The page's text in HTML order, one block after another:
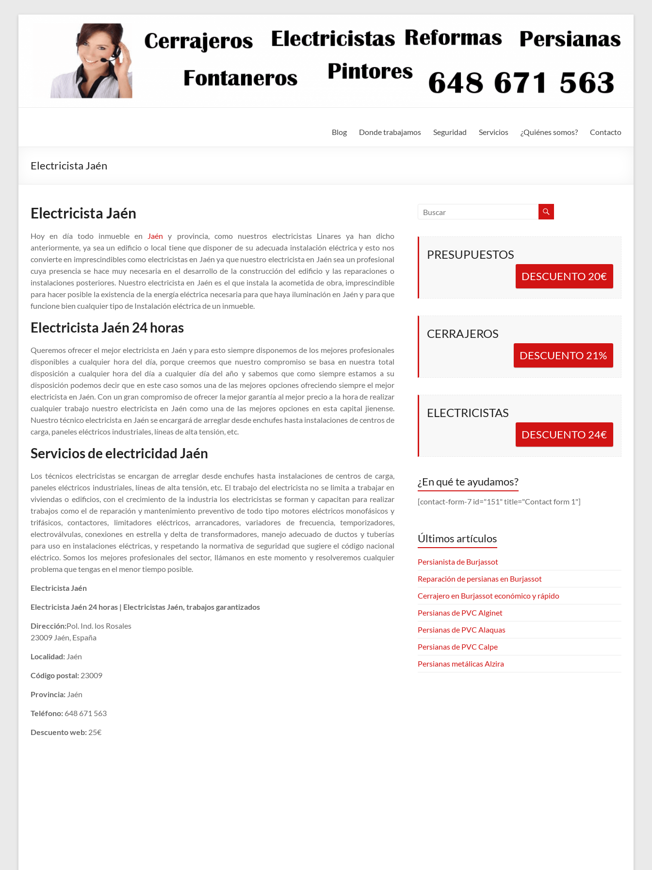
Blog Donde trabajamos Seguridad Servicios ¿Quiénes somos? Contacto
Electricista Jaén
Electricista Jaén
Hoy en día todo inmueble en Jaén y provincia, como nuestros electricistas Linares ya han dicho
anteriormente, ya sea un edificio o local tiene que disponer de su adecuada instalación eléctrica y esto nos
convierte en imprescindibles como electricistas en Jaén ya que nuestro electricista en Jaén sea un profesional
cuya presencia se hace muy necesaria en el desarrollo de la construcción del edificio y las reparaciones o
instalaciones posteriores. Nuestro electricista en Jaén es el que instala la acometida de obra, imprescindible
para hacer posible la existencia de la energía eléctrica necesaria para que haya iluminación en Jaén y para que
funcione bien cualquier tipo de Instalación eléctrica de un inmueble.
Electricista Jaén 24 horas
Queremos ofrecer el mejor electricista en Jaén y para esto siempre disponemos de los mejores profesionales
disponibles a cualquier hora del día, porque creemos que nuestro compromiso se basa en nuestra total
disposición a cualquier hora del día a cualquier día del año y sabemos que como siempre estamos a su
disposición podemos decir que en este caso somos una de las mejores opciones ofreciendo siempre el mejor
electricista en Jaén. Con un gran compromiso de ofrecer la mejor garantía al mejor precio a la hora de realizar
cualquier trabajo nuestro electricista en Jaén como una de las mejores opciones en esta capital jienense.
Nuestro técnico electricista en Jaén se encargará de arreglar desde enchufes hasta instalaciones de centros de
carga, paneles eléctricos industriales, líneas de alta tensión, etc.
Servicios de electricidad Jaén
Los técnicos electricistas se encargan de arreglar desde enchufes hasta instalaciones de centros de carga,
paneles eléctricos industriales, líneas de alta tensión, etc. El trabajo del electricista no se limita a trabajar en
viviendas o edificios, con el crecimiento de la industria los electricistas se forman y capacitan para realizar
trabajos como el de reparación y mantenimiento preventivo de todo tipo motores eléctricos monofásicos y
trifásicos, contactores, limitadores eléctricos, arrancadores, variadores de frecuencia, temporizadores,
electroválvulas, conexiones en estrella y delta de transformadores, manejo adecuado de ductos y tuberías
para uso en instalaciones eléctricas, y respetando la normativa de seguridad que sugiere el código nacional
eléctrico. Somos los mejores profesionales del sector, llámanos en este momento y resolveremos cualquier
problema que tengas en el menor tiempo posible.
Electricista Jaén
Electricista Jaén 24 horas | Electricistas Jaén, trabajos garantizados
Dirección:Pol. Ind. los Rosales
23009 Jaén, España
Localidad: Jaén
Código postal: 23009
Provincia: Jaén
Teléfono: 648 671 563
Descuento web: 25€
PRESUPUESTOS
DESCUENTO 20€
CERRAJEROS
DESCUENTO 21%
ELECTRICISTAS
DESCUENTO 24€
¿En qué te ayudamos?
[contact-form-7 id="151" title="Contact form 1"]
Últimos artículos
Persianista de Burjassot
Reparación de persianas en Burjassot
Cerrajero en Burjassot económico y rápido
Persianas de PVC Alginet
Persianas de PVC Alaquas
Persianas de PVC Calpe
Persianas metálicas Alzira